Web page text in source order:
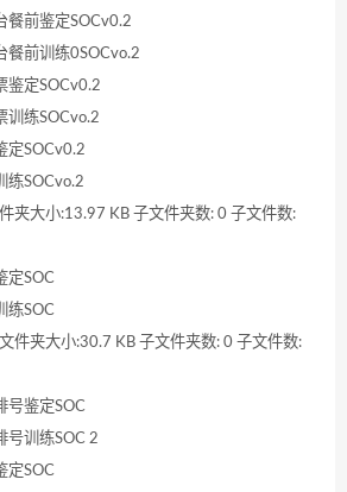
前鉴定SOCv0.2
前训练0SOCvo.2
定SOCv0.2
练SOCvo.2
SOCv0.2
SOCvo.2
大小:13.97 KB 子文件夹数: 0 子文件数:
SOC
SOC
夹大小:30.7 KB 子文件夹数: 0 子文件数:
鉴定SOC
训练SOC 2
SOC